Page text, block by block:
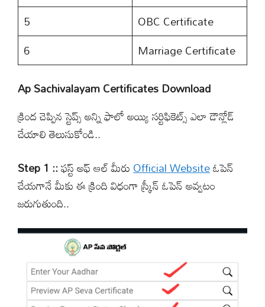
5
OBC Certificate
6
Marriage Certificate
Ap Sachivalayam Certificates Download
క్రింద చెప్పిన స్టెప్స్ అన్ని ఫాలో అయ్యి సర్టిఫికెట్స్ ఎలా డౌన్లోడ్
చేయాలి తెలుసుకోండి..
Step 1 ::ఫస్ట్ అఫ్ ఆల్ మీరుOfficial Websiteఓపెన్
చేయగానే మీకు ఈ క్రింది విధంగా స్క్రీన్ ఓపెన్ అవ్వటం
జరుగుతుంది..